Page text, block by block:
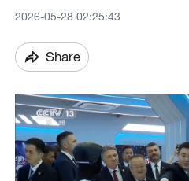
2026-05-28 02:25:43
Share